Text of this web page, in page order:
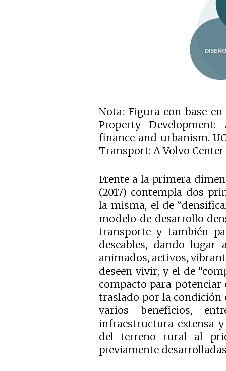
Nota: Figura con base
Property
finance and urbanism.
Transport: A Volvo Center
Frente a la primera
(2017) contempla dos
la misma, el de
modelo de desarrollo
transporte y también
deseables, dando lugar
animados, activos,
deseen vivir; y el de
compacto para
traslado por la condición
varios beneficios,
infraestructura extensa
del terreno rural al
previamente